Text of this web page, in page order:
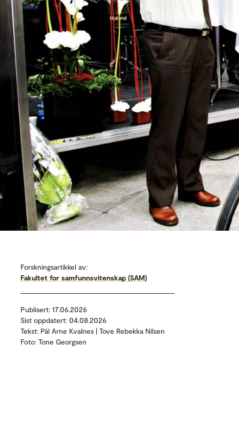
Forskningsartikkel av:
Fakultet for samfunnsvitenskap (SAM)
Publisert: 17.06.2026
Sist oppdatert: 04.08.2026
Tekst: Pål Arne Kvalnes | Tove Rebekka Nilsen
Foto: Tone Georgsen